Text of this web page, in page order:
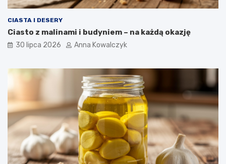
CIASTA I DESERY
Ciasto z malinami i budyniem – na każdą okazję
30 lipca 2026 Anna Kowalczyk